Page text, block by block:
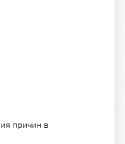
причин в